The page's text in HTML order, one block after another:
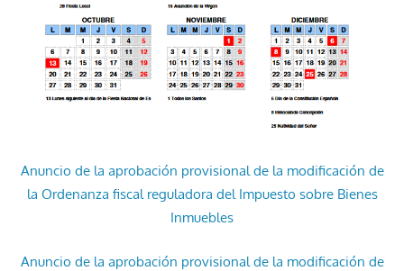
Anuncio de la aprobación provisional de la modificación de
la Ordenanza fiscal reguladora del Impuesto sobre Bienes
Inmuebles
Anuncio de la aprobación provisional de la modificación de